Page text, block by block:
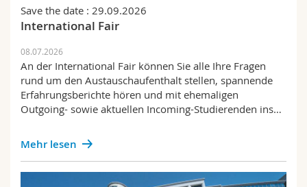
Math.-Nat. und Med. Fak.
Interfakultär
Mitarbeitende
Doktorierende
Webmail
Vorlesungsverzeichnis
MyUnifr
Save the date : 29.09.2026
International Fair
08.07.2026
An der International Fair können Sie alle Ihre Fragen
rund um den Austauschaufenthalt stellen, spannende
Erfahrungsberichte hören und mit ehemaligen
Outgoing- sowie aktuellen Incoming-Studierenden ins…
Mehr lesen